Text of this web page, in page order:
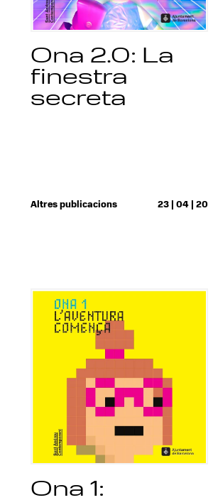
Ona 2.0: La
finestra
secreta
Altres publicacions 23 | 04 | 20
Ona 1: